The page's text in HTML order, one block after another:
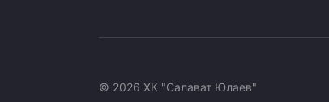
© 2026 ХК "Салават Юлаев"